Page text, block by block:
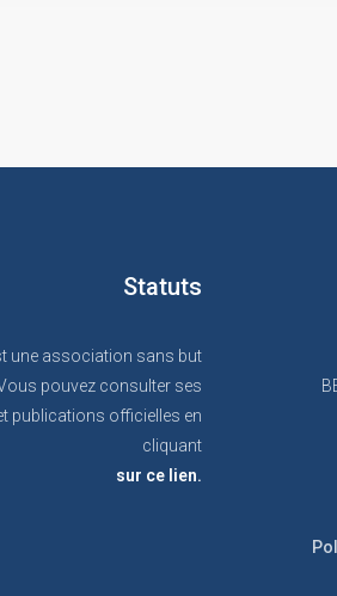
Statuts
une association sans but
pouvez consulter ses
publications officielles en
cliquant
sur ce lien.